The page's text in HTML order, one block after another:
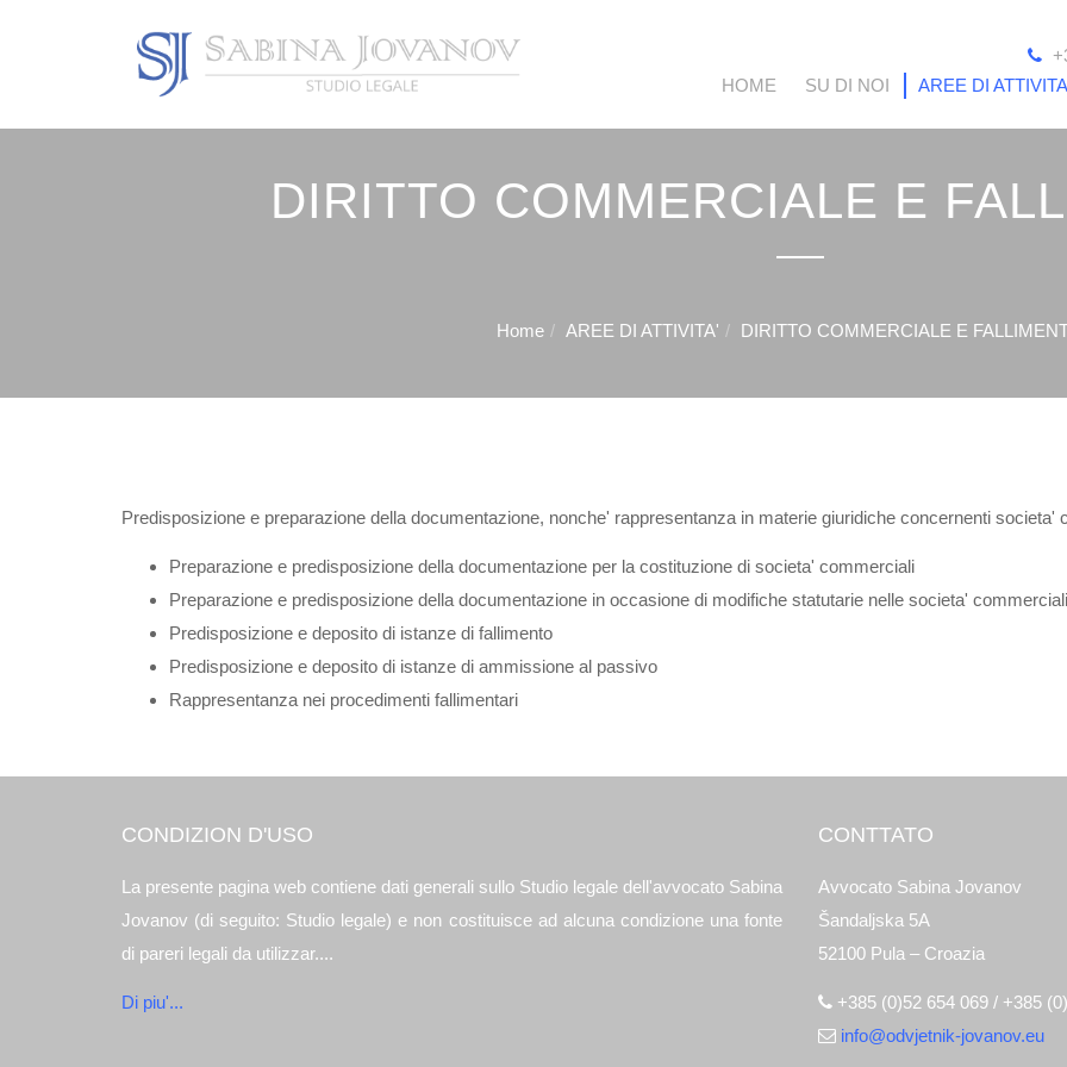
HOME
SU DI NOI AREE DI
DIRITTO COMMERCIALE E
Home AREE DI ATTIVITA' DIRITTO COMMERCIALE E
Predisposizione e preparazione della documentazione, nonche' rappresentanza in materie giuridiche concernenti societa'
Preparazione e predisposizione della documentazione per la costituzione di societa' commerciali
Preparazione e predisposizione della documentazione in occasione di modifiche statutarie nelle societa' commerciali
Predisposizione e deposito di istanze di fallimento
Predisposizione e deposito di istanze di ammissione al passivo
Rappresentanza nei procedimenti fallimentari
CONDIZION D'USO
La presente pagina web contiene dati generali sullo Studio legale dell'avvocato Sabina
Jovanov (di seguito: Studio legale) e non costituisce ad alcuna condizione una fonte
di pareri legali da utilizzar....
Di piu'...
CONTTATO
Avvocato Sabina Jovanov
Šandaljska 5A
52100 Pula – Croazia
+385 (0)52 654 069 / +385
info@odvjetnik-jovanov.eu